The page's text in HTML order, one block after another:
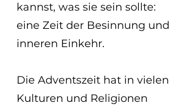
kannst, was sie sein sollte:
eine Zeit der Besinnung und
inneren Einkehr.
Die Adventszeit hat in vielen
Kulturen und Religionen